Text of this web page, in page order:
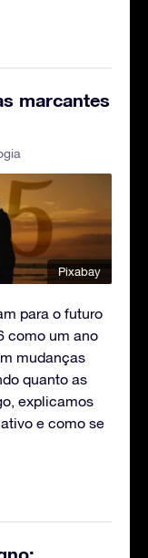
marcantes
Pixabay
para o futuro
como um ano
mudanças
quanto as
explicamos
e como se